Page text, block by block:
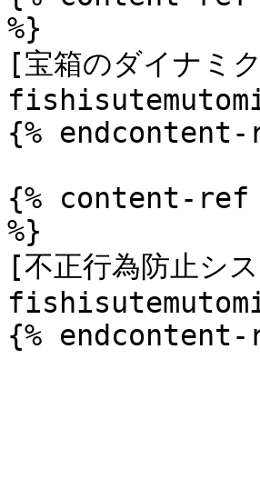
%}
[宝箱のダイナ
{%
{% content-ref
%}
[不正行為防止